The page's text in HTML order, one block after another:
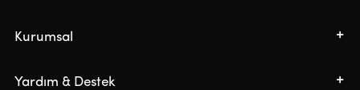
Kurumsal
Yardım & Destek